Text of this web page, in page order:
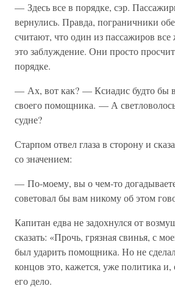
— Здесь все в порядке, сэр.
вернулись. Правда, пограничники
считают, что один из пассажиров
это заблуждение. Они просто
порядке.
— Ах, вот как? — Ксиадис будто бы
своего помощника. — А
судне?
Старпом отвел глаза в сторону и
со значением:
— По-моему, вы о чем-то
советовал бы вам никому об этом
Капитан едва не задохнулся от
сказать: «Прочь, грязная свинья, с
был ударить помощника. Но не
концов это, кажется, уже политика и,
его дело.